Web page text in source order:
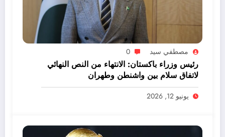
مصطفي سيد 0
رئيس وزراء باكستان: الانتهاء من النص النهائي
لاتفاق سلام بين واشنطن وطهران
يونيو 12, 2026